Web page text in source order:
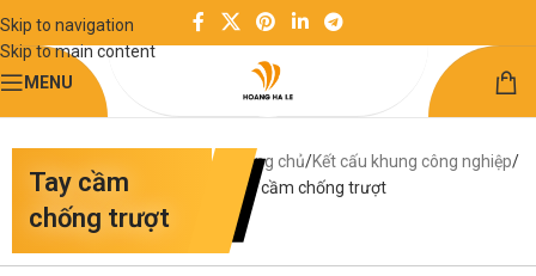
Skip to navigation
Skip to main content
MENU
Tay cầm
chống trượt
Trang chủ Kết cấu khung công nghiệp
Tay cầm chống trượt